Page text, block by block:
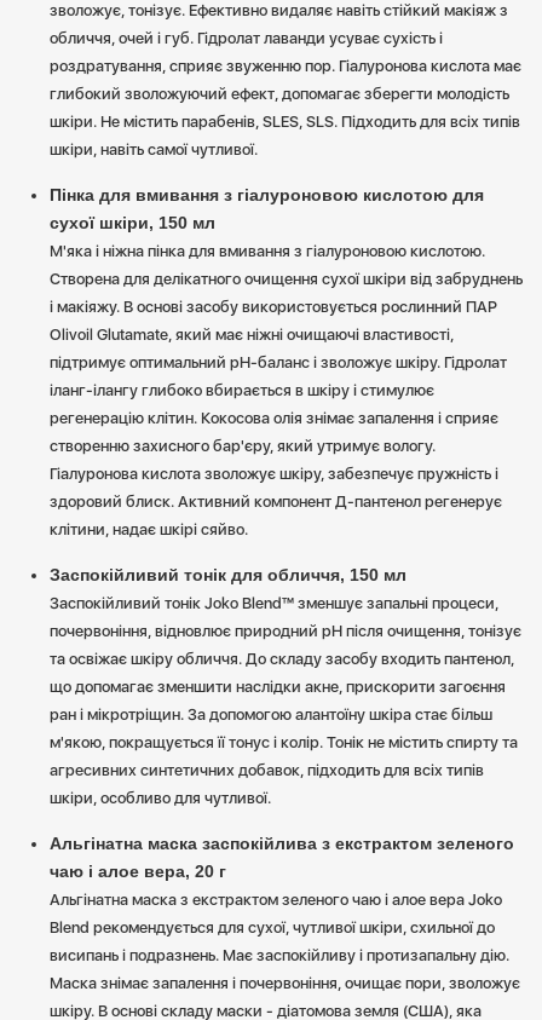
зволожує, тонізує. Ефективно видаляє навіть стійкий макіяж з
обличчя, очей і губ. Гідролат лаванди усуває сухість і
роздратування, сприяє звуженню пор. Гіалуронова кислота має
глибокий зволожуючий ефект, допомагає зберегти молодість
шкіри. Не містить парабенів, SLES, SLS. Підходить для всіх типів
шкіри, навіть самої чутливої.
Пінка для вмивання з гіалуроновою кислотою для
сухої шкіри, 150 мл
М'яка і ніжна пінка для вмивання з гіалуроновою кислотою.
Створена для делікатного очищення сухої шкіри від забруднень
і макіяжу. В основі засобу використовується рослинний ПАР
Olivoil Glutamate, який має ніжні очищаючі властивості,
підтримує оптимальний pH-баланс і зволожує шкіру. Гідролат
іланг-ілангу глибоко вбирається в шкіру і стимулює
регенерацію клітин. Кокосова олія знімає запалення і сприяє
створенню захисного бар'єру, який утримує вологу.
Гіалуронова кислота зволожує шкіру, забезпечує пружність і
здоровий блиск. Активний компонент Д-пантенол регенерує
клітини, надає шкірі сяйво.
Заспокійливий тонік для обличчя, 150 мл
Заспокійливий тонік Joko Blend™ зменшує запальні процеси,
почервоніння, відновлює природний pH після очищення, тонізує
та освіжає шкіру обличчя. До складу засобу входить пантенол,
що допомагає зменшити наслідки акне, прискорити загоєння
ран і мікротріщин. За допомогою алантоїну шкіра стає більш
м'якою, покращується її тонус і колір. Тонік не містить спирту та
агресивних синтетичних добавок, підходить для всіх типів
шкіри, особливо для чутливої.
Альгінатна маска заспокійлива з екстрактом зеленого
чаю і алое вера, 20 г
Альгінатна маска з екстрактом зеленого чаю і алое вера Joko
Blend рекомендується для сухої, чутливої ​​шкіри, схильної до
висипань і подразнень. Має заспокійливу і протизапальну дію.
Маска знімає запалення і почервоніння, очищає пори, зволожує
шкіру. В основі складу маски - діатомова земля (США), яка